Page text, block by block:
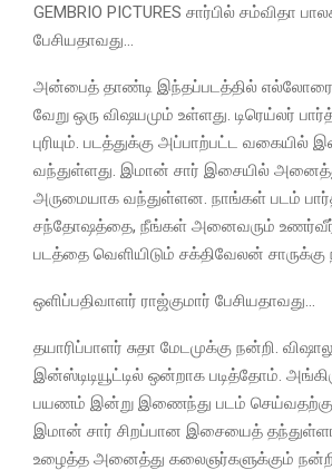
GEMBRIO PICTURES சார்பில் சம்விதா
பேசியதாவது…
அன்பைத் தாண்டி இந்தப்படத்தில்
வேறு ஒரு விஷயமும் உள்ளது. டிரெய்லர்
புரியும். படத்துக்கு அப்பாற்பட்ட வகையில்
வந்துள்ளது. இமான் சார் இசையில்
அருமையாக வந்துள்ளன. நாங்கள் படம்
சந்தோஷத்தை, நீங்கள் அனைவரும்
படத்தை வெளியிடும் சக்திவேலன் சாருக்கு
ஒளிப்பதிவாளர் ராஜ்குமார் பேசியதாவது…
தயாரிப்பாளர் சுதா மேடமுக்கு நன்றி.
இன்ஸ்டிடியூட்டில் ஒன்றாக படித்தோம்.
பயணம் இன்று இணைந்து படம் செய்வதற்கு
இமான் சார் சிறப்பான இசையைத்
உழைத்த அனைத்து கலைஞர்களுக்கும்